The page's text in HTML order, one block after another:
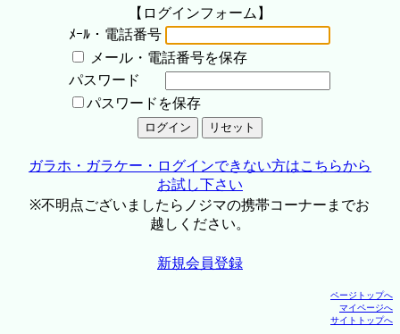
【ログインフォーム】
ﾒｰﾙ・電話番号
メール・電話番号を保存
パスワード
パスワードを保存
ガラホ・ガラケー・ログインできない方はこちらから
お試し下さい
※不明点ございましたらノジマの携帯コーナーまでお
越しください。
新規会員登録
ページトップへ
マイページへ
サイトトップへ